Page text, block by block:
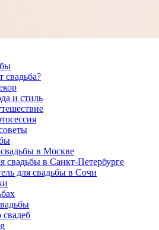
свадьба?
и стиль
в Москве
свадьбы в Санкт-Петербурге
для свадьбы в Сочи